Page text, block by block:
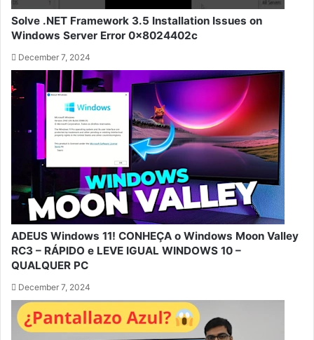
Solve .NET Framework 3.5 Installation Issues on
Windows Server Error 0x8024402c
December 7, 2024
ADEUS Windows 11! CONHEÇA o Windows Moon Valley
RC3 – RÁPIDO e LEVE IGUAL WINDOWS 10 –
QUALQUER PC
December 7, 2024